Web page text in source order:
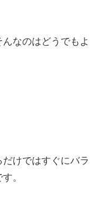
なのはどうでもよ
けではすぐにバラ
。